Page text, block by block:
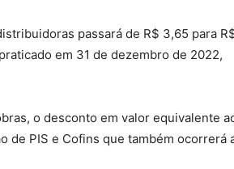
passará de R$ 3,65 para
em 31 de dezembro de 2022,
o desconto em valor equivalente
de PIS e Cofins que também ocorrerá